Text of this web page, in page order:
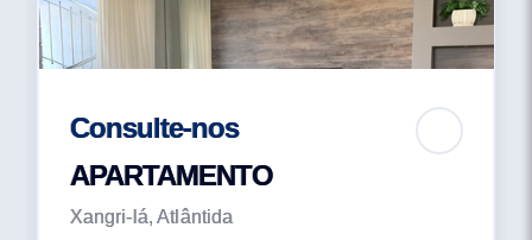
Consulte-nos
APARTAMENTO
Xangri-lá, Atlântida